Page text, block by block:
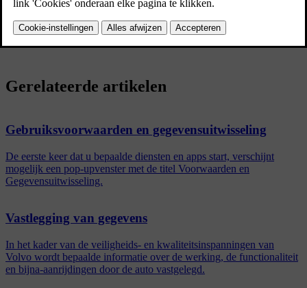
Zie de supportinformatie opvolvocars.comvoor meer informatie
over de policy.
Gerelateerde artikelen
Gebruiksvoorwaarden en gegevensuitwisseling
De eerste keer dat u bepaalde diensten en apps start, verschijnt
mogelijk een pop-upvenster met de titel Voorwaarden en
Gegevensuitwisseling.
Vastlegging van gegevens
In het kader van de veiligheids- en kwaliteitsinspanningen van
Volvo wordt bepaalde informatie over de werking, de functionaliteit
en bijna-aanrijdingen door de auto vastgelegd.